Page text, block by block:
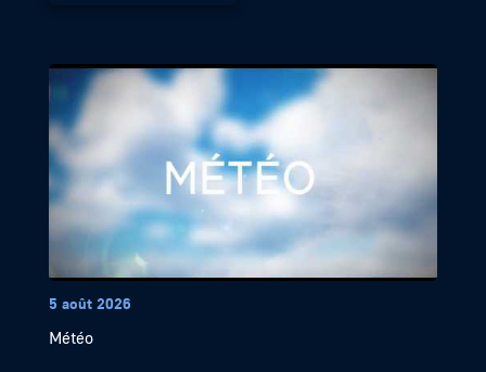
5 août 2026
Météo